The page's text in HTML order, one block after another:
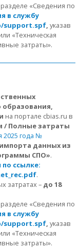
«Сведения по
в службу
support.spf указав
«Техническая
затраты».
на портале cbias.ru в
/ Полные затраты
2025 года №
данных из
СПО».
ссылке:
.
затратах – до 18
«Сведения по
в службу
support.spf указав
«Техническая
затраты».